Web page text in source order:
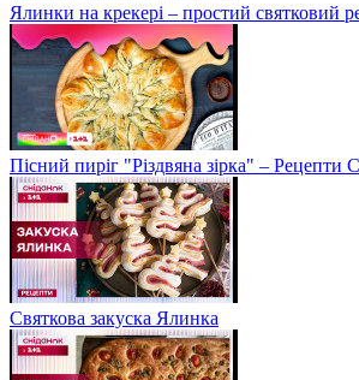
Ялинки на крекері – простий святковий
Пісний пиріг "Різдвяна зірка" – Рецепти
Святкова закуска Ялинка